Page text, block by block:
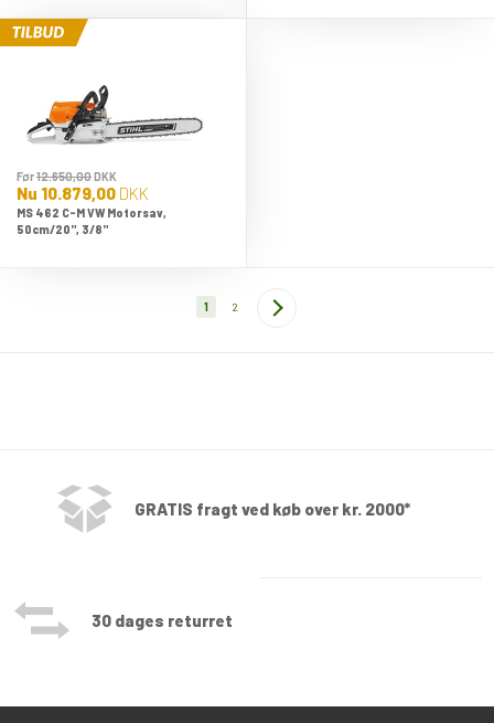
Før12.650,00DKK
Nu 10.879,00 DKK
MS 462 C-M VW Motorsav,
50cm/20", 3/8"
1 2
GRATIS fragt ved køb over kr. 2000*
30 dages returret